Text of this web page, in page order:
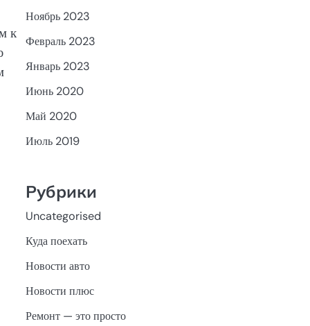
к
Ноябрь 2023
Февраль 2023
Январь 2023
Июнь 2020
Май 2020
Июль 2019
Рубрики
Uncategorised
Куда поехать
Новости авто
Новости плюс
Ремонт — это просто